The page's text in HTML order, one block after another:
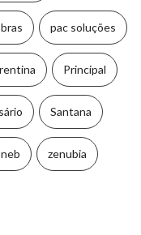
pac soluções
Principal
Santana
zenubia